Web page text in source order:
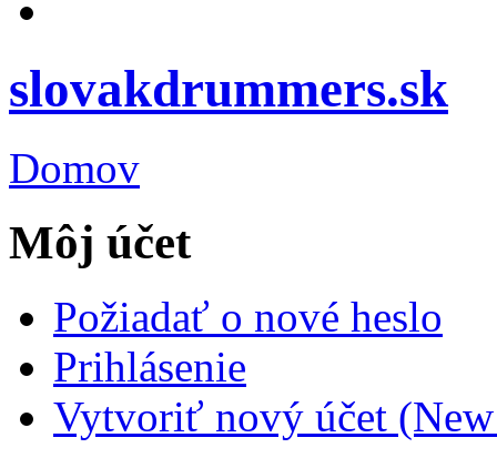
slovakdrummers.sk
Domov
Môj účet
Požiadať o nové heslo
Prihlásenie
Vytvoriť nový účet